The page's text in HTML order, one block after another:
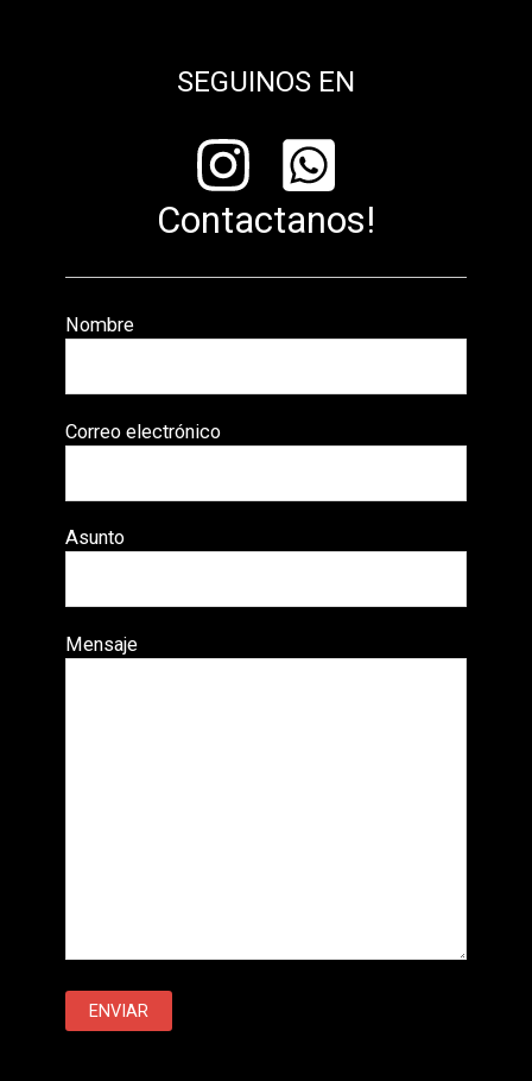
SEGUINOS EN
Contactanos!
Nombre
Correo electrónico
Asunto
Mensaje